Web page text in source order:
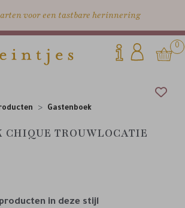
voor een tastbare herinnering
0
Gastenboek
CHIQUE TROUWLOCATIE
in deze stijl